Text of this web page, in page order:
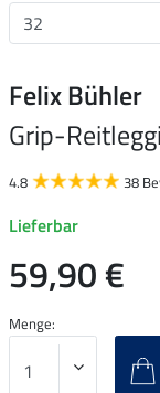
Felix Bühler
Grip-
4.8 38
Lieferbar
59,90 €
Menge: